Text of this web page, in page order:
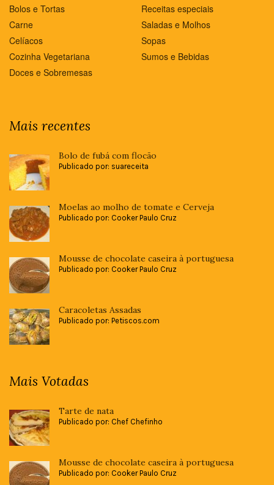
Bolos e Tortas
Carne
Celíacos
Cozinha Vegetariana
Doces e Sobremesas
Receitas especiais
Saladas e Molhos
Sopas
Sumos e Bebidas
Mais recentes
Bolo de fubá com flocão
Publicado por: suareceita
Moelas ao molho de tomate e Cerveja
Publicado por: Cooker Paulo Cruz
Mousse de chocolate caseira à portuguesa
Publicado por: Cooker Paulo Cruz
Caracoletas Assadas
Publicado por: Petiscos.com
Mais Votadas
Tarte de nata
Publicado por: Chef Chefinho
Mousse de chocolate caseira à portuguesa
Publicado por: Cooker Paulo Cruz